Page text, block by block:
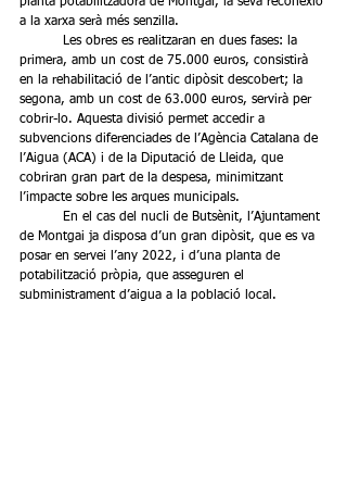
a la xarxa serà més senzilla.
primera, amb un cost de 75.000 euros, consistirà
en la rehabilitació de l’antic dipòsit descobert; la
segona, amb un cost de 63.000 euros, servirà per
cobrir-lo. Aquesta divisió permet accedir a
subvencions diferenciades de l’Agència Catalana de
l’Aigua (ACA) i de la Diputació de Lleida, que
cobriran gran part de la despesa, minimitzant
l’impacte sobre les arques municipals.
de Montgai ja disposa d’un gran dipòsit, que es va
posar en servei l’any 2022, i d’una planta de
potabilització pròpia, que asseguren el
subministrament d’aigua a la població local.